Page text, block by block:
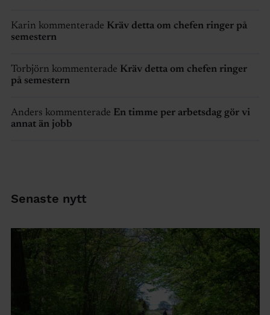
Karin kommenterade Kräv detta om chefen ringer på
semestern
Torbjörn kommenterade Kräv detta om chefen ringer
på semestern
Anders kommenterade En timme per arbetsdag gör vi
annat än jobb
Senaste nytt